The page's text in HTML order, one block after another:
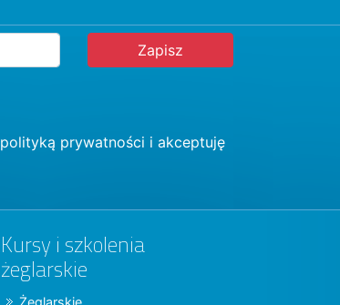
polityką prywatności i akceptuję
Kursy i szkolenia
żeglarskie
Żeglarskie